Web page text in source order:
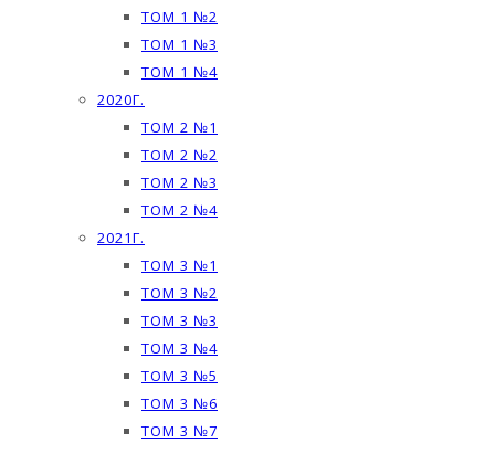
ТОМ 1 №2
ТОМ 1 №3
ТОМ 1 №4
2020Г.
ТОМ 2 №1
ТОМ 2 №2
ТОМ 2 №3
ТОМ 2 №4
2021Г.
ТОМ 3 №1
ТОМ 3 №2
ТОМ 3 №3
ТОМ 3 №4
ТОМ 3 №5
ТОМ 3 №6
ТОМ 3 №7